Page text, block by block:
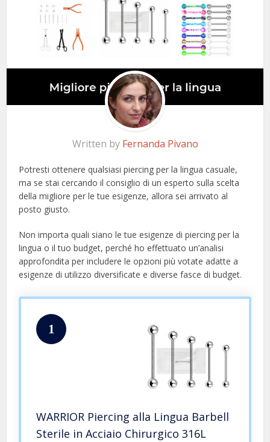
Written by Fernanda Pivano
Potresti ottenere qualsiasi piercing per la lingua casuale,
ma se stai cercando il consiglio di un esperto sulla scelta
della migliore per le tue esigenze, allora sei arrivato al
posto giusto.
Non importa quali siano le tue esigenze di piercing per la
lingua o il tuo budget, perché ho effettuato un’analisi
approfondita per includere le opzioni più votate adatte a
esigenze di utilizzo diversificate e diverse fasce di budget.
1
WARRIOR Piercing alla Lingua Barbell
Sterile in Acciaio Chirurgico 316L